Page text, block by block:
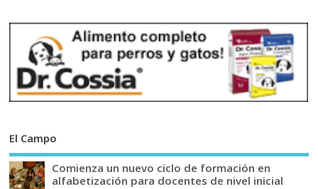
El Campo
Comienza un nuevo ciclo de formación en
alfabetización para docentes de nivel inicial